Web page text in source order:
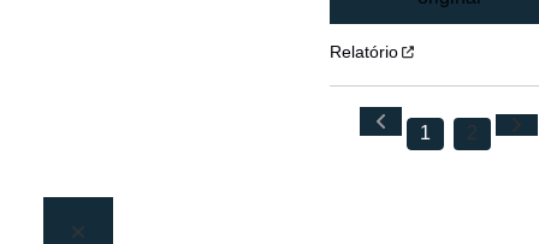
Relatório
1 2